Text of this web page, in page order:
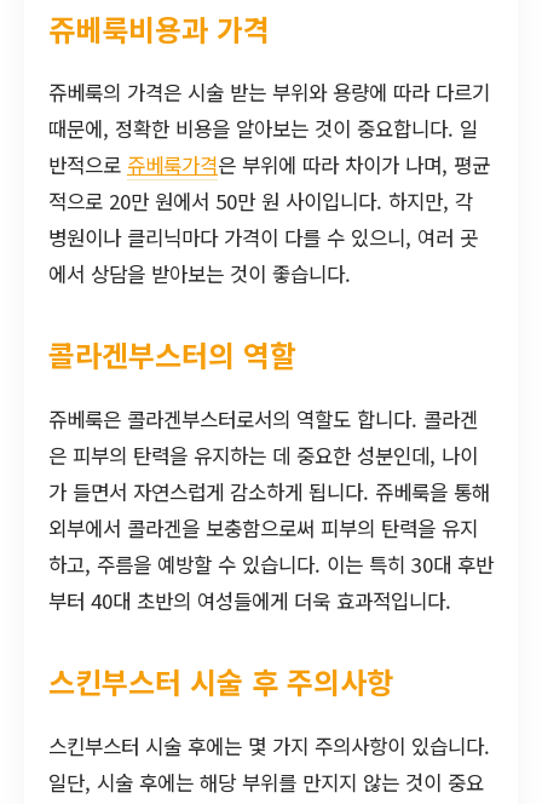
쥬베룩비용과 가격
쥬베룩의 가격은 시술 받는 부위와 용량에 따라 다르기
때문에, 정확한 비용을 알아보는 것이 중요합니다. 일
반적으로 쥬베룩가격은 부위에 따라 차이가 나며, 평균
적으로 20만 원에서 50만 원 사이입니다. 하지만, 각
병원이나 클리닉마다 가격이 다를 수 있으니, 여러 곳
에서 상담을 받아보는 것이 좋습니다.
콜라겐부스터의 역할
쥬베룩은 콜라겐부스터로서의 역할도 합니다. 콜라겐
은 피부의 탄력을 유지하는 데 중요한 성분인데, 나이
가 들면서 자연스럽게 감소하게 됩니다. 쥬베룩을 통해
외부에서 콜라겐을 보충함으로써 피부의 탄력을 유지
하고, 주름을 예방할 수 있습니다. 이는 특히 30대 후반
부터 40대 초반의 여성들에게 더욱 효과적입니다.
스킨부스터 시술 후 주의사항
스킨부스터 시술 후에는 몇 가지 주의사항이 있습니다.
일단, 시술 후에는 해당 부위를 만지지 않는 것이 중요